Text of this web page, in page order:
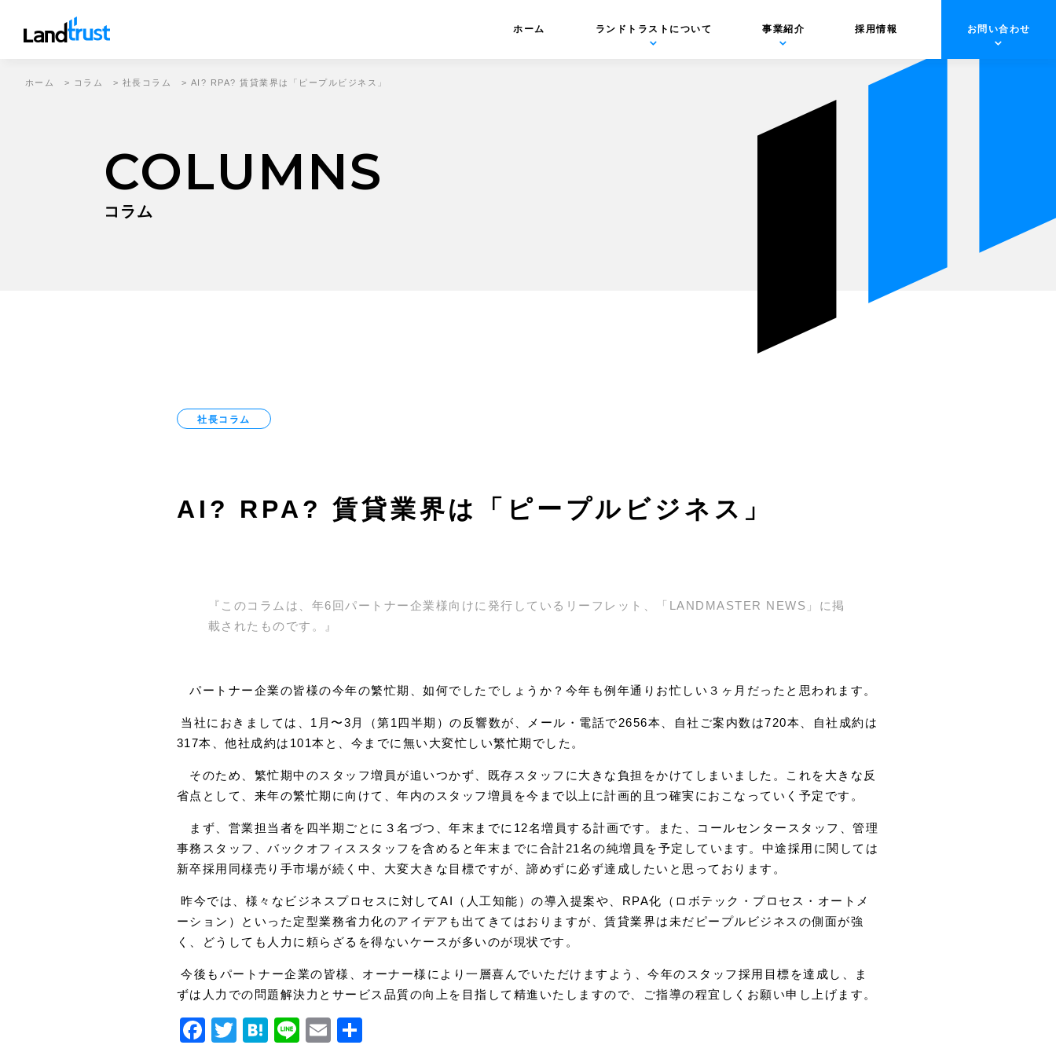
ホーム ランドトラストについて 事業紹介 採用情報 お問い合わせ
COLUMNS
コラム
ホーム > コラム > 社長コラム > AI? RPA? 賃貸業界は「ピープルビジネス」
社長コラム
AI? RPA? 賃貸業界は「ピープルビジネス」
『このコラムは、年6回パートナー企業様向けに発行しているリーフレット、「LANDMASTER NEWS」に掲
載されたものです。』
パートナー企業の皆様の今年の繁忙期、如何でしたでしょうか？今年も例年通りお忙しい３ヶ月だったと思われます。
当社におきましては、1月〜3月（第1四半期）の反響数が、メール・電話で2656本、自社ご案内数は720本、自社成約は
317本、他社成約は101本と、今までに無い大変忙しい繁忙期でした。
そのため、繁忙期中のスタッフ増員が追いつかず、既存スタッフに大きな負担をかけてしまいました。これを大きな反
省点として、来年の繁忙期に向けて、年内のスタッフ増員を今まで以上に計画的且つ確実におこなっていく予定です。
まず、営業担当者を四半期ごとに３名づつ、年末までに12名増員する計画です。また、コールセンタースタッフ、管理
事務スタッフ、バックオフィススタッフを含めると年末までに合計21名の純増員を予定しています。中途採用に関しては
新卒採用同様売り手市場が続く中、大変大きな目標ですが、諦めずに必ず達成したいと思っております。
昨今では、様々なビジネスプロセスに対してAI（人工知能）の導入提案や、RPA化（ロボテック・プロセス・オートメ
ーション）といった定型業務省力化のアイデアも出てきてはおりますが、賃貸業界は未だピープルビジネスの側面が強
く、どうしても人力に頼らざるを得ないケースが多いのが現状です。
今後もパートナー企業の皆様、オーナー様により一層喜んでいただけますよう、今年のスタッフ採用目標を達成し、ま
ずは人力での問題解決力とサービス品質の向上を目指して精進いたしますので、ご指導の程宜しくお願い申し上げます。
Facebook
Twitter
Hatena
LineEmail